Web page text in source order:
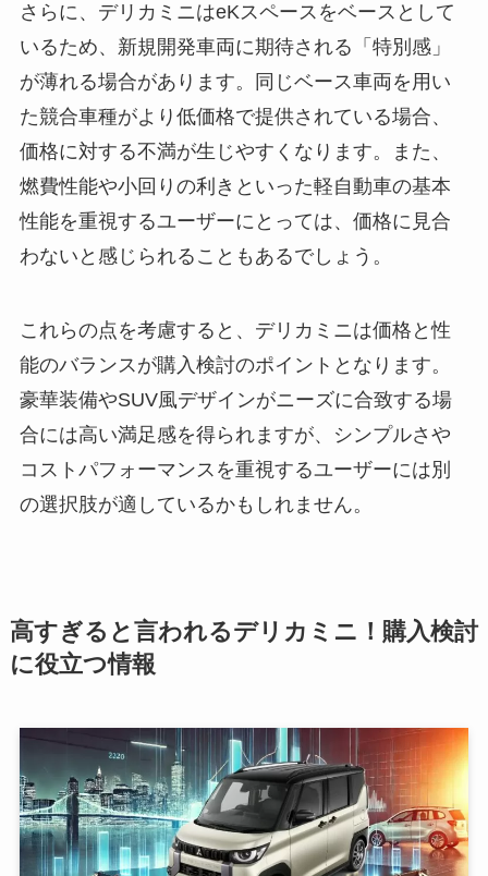
さらに、デリカミニはeKスペースをベースとして
いるため、新規開発車両に期待される「特別感」
が薄れる場合があります。同じベース車両を用い
た競合車種がより低価格で提供されている場合、
価格に対する不満が生じやすくなります。また、
燃費性能や小回りの利きといった軽自動車の基本
性能を重視するユーザーにとっては、価格に見合
わないと感じられることもあるでしょう。
これらの点を考慮すると、デリカミニは価格と性
能のバランスが購入検討のポイントとなります。
豪華装備やSUV風デザインがニーズに合致する場
合には高い満足感を得られますが、シンプルさや
コストパフォーマンスを重視するユーザーには別
の選択肢が適しているかもしれません。
高すぎると言われるデリカミニ！購入検討
に役立つ情報